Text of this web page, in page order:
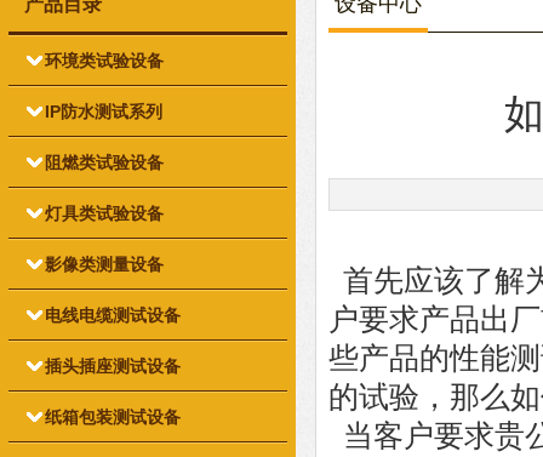
产品目录
环境类试验设备
IP防水测试系列
阻燃类试验设备
灯具类试验设备
影像类测量设备
电线电缆测试设备
插头插座测试设备
纸箱包装测试设备
首先应该了解
户要求产品出
些产品的性能
的试验，那么
当客户要求贵